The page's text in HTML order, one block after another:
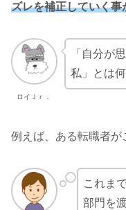
ズレを補正していく事
ロイＪｒ．
「自分が
私」とは
例えば、ある転職者が
これま
部門を